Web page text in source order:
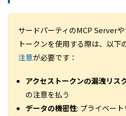
サードパーティのMCP Server
トークンを使用する際は、以下
注意が必要です：
アクセストークンの漏洩リス
の注意を払う
データの機密性: プライベー